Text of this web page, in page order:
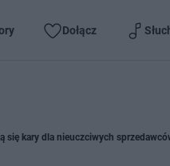
Dołącz
się kary dla nieuczciwych